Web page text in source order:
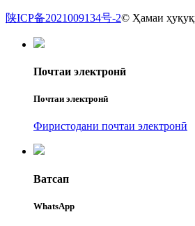
陕ICP备2021009134号-2© Ҳамаи
Почтаи электронӣ
Почтаи электронӣ
Фиристодани почтаи электронӣ
Ватсап
WhatsApp